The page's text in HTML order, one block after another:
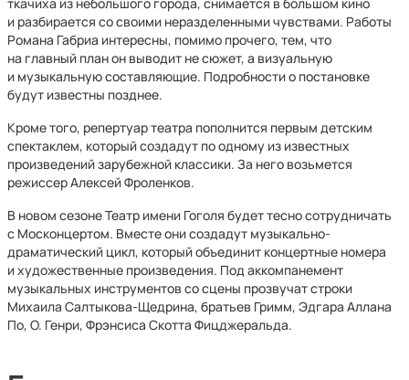
и разбирается со своими неразделенными чувствами. Работы
Романа Габриа интересны, помимо прочего, тем, что
на главный план он выводит не сюжет, а визуальную
и музыкальную составляющие. Подробности о постановке
будут известны позднее.
Кроме того, репертуар театра пополнится первым детским
спектаклем, который создадут по одному из известных
произведений зарубежной классики. За него возьмется
режиссер Алексей Фроленков.
В новом сезоне Театр имени Гоголя будет тесно сотрудничать
с Москонцертом. Вместе они создадут музыкально-
драматический цикл, который объединит концертные номера
и художественные произведения. Под аккомпанемент
музыкальных инструментов со сцены прозвучат строки
Михаила Салтыкова-Щедрина, братьев Гримм, Эдгара Аллана
По, О. Генри, Фрэнсиса Скотта Фицджеральда.